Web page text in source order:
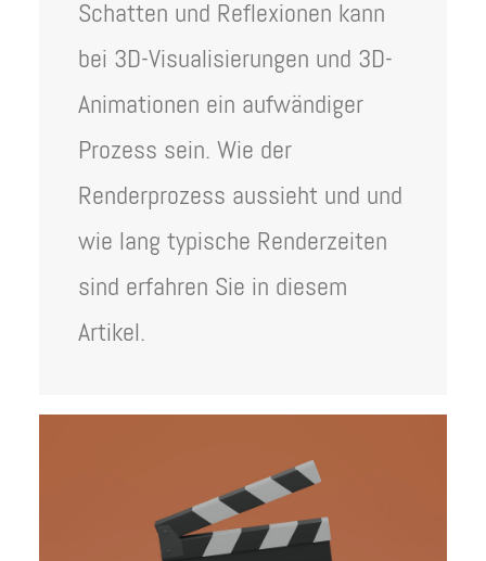
Schatten und Reflexionen kann
bei 3D-Visualisierungen und 3D-
Animationen ein aufwändiger
Prozess sein. Wie der
Renderprozess aussieht und und
wie lang typische Renderzeiten
sind erfahren Sie in diesem
Artikel.